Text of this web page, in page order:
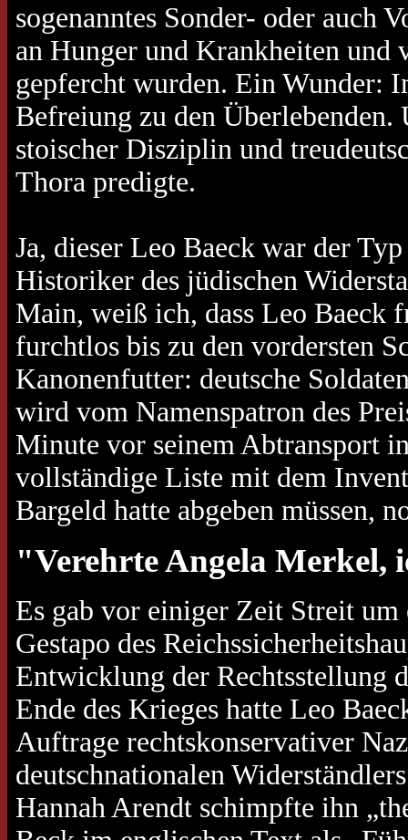
sogenanntes Sonder- oder auch
an Hunger und Krankheiten und
gepfercht wurden. Ein Wunder:
Befreiung zu den
stoischer Disziplin und
Thora predigte.
Ja, dieser Leo Baeck war der
Historiker des jüdischen
Main, weiß ich, dass Leo
furchtlos bis zu den vordersten
Kanonenfutter: deutsche
wird vom Namenspatron des
Minute vor seinem Abtransport
vollständige Liste mit dem
Bargeld hatte abgeben müssen,
"Verehrte Angela Merkel,
Es gab vor einiger Zeit Streit um
Gestapo des
Entwicklung der Rechtsstellung
Ende des Krieges hatte Leo
Auftrage rechtskonservativer
deutschnationalen
Hannah Arendt schimpfte ihn